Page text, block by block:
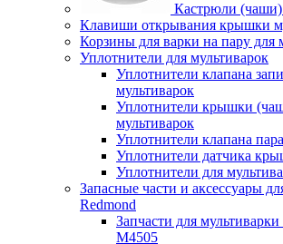
Кастрюли (чаши)
Клавиши открывания крышки
Корзины для варки на пару для
Уплотнители для мультиварок
Уплотнители клапана
мультиварок
Уплотнители крышки
мультиварок
Уплотнители клапана
Уплотнители датчика
Уплотнители для
Запасные части и аксессуары
Redmond
Запчасти для
M4505